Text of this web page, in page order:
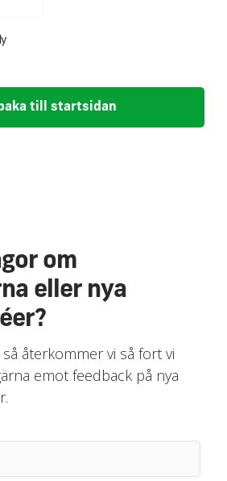
till startsidan
om
eller nya
återkommer vi så fort vi
emot feedback på nya